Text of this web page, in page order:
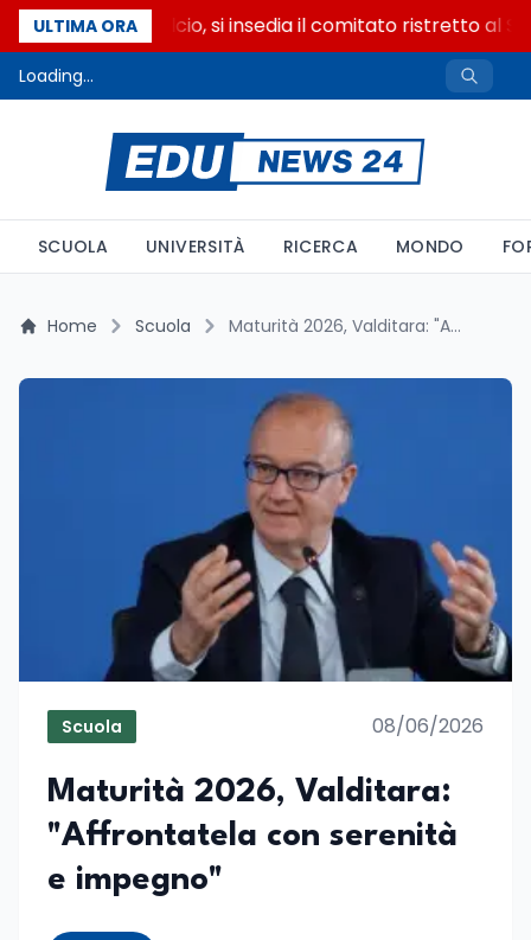
ULTIMA ORA
Riforma del calcio, si insedia il comitato ristretto al
Loading...
SCUOLA UNIVERSITÀ RICERCA MONDO
Home Scuola Maturità 2026, Valditara: "Affrontatela con serenità e impegno"
Scuola 08/06/2026
Maturità 2026, Valditara:
"Affrontatela con serenità
e impegno"